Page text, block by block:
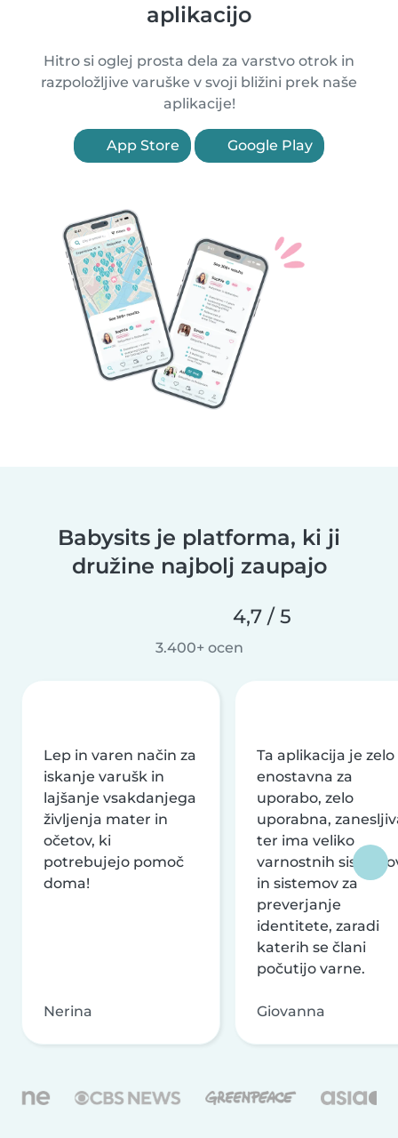
aplikacijo
Hitro si oglej prosta dela za varstvo otrok in
razpoložljive varuške v svoji bližini prek naše
aplikacije!
App Store Google Play
Babysits je platforma, ki ji
družine najbolj zaupajo
4,7 / 5
3.400+ ocen
Lep in varen način za
iskanje varušk in
lajšanje vsakdanjega
življenja mater in
očetov, ki
potrebujejo pomoč
doma!
Nerina
Ta aplikacija je zelo
enostavna za
uporabo, zelo
uporabna,
ter ima veliko
varnostnih
in sistemov za
preverjanje
identitete, zaradi
katerih se člani
počutijo varne.
Giovanna